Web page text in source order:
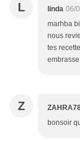
L linda 06/
marhba
nous
tes
Z
bonsoir